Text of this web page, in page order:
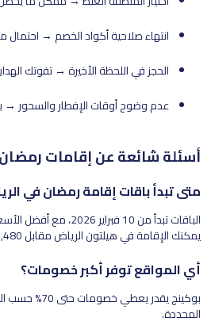
انتهاء صلاحية أكواد الخصم → احتمال مشاكل
الحجز في اللحظة الأخيرة → تفوتك
عدم وضوح أوقات الإفطار والسحور →
أسئلة شائعة عن إقامات رمضان
متى تبدأ باقات إقامة رمضان في
الباقات تبدأ من 10
يمكنك الإقامة في هيلتون الرياض مقابل 1,480 ريال، موفرًا حوالي 370 ريال.
أي المواقع توفر أكبر خصومات؟
بوكينج يقدر
المحددة.